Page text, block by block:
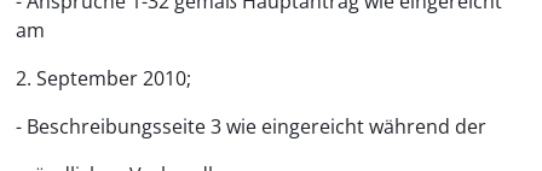
am
2. September 2010;
- Beschreibungsseite 3 wie eingereicht während der